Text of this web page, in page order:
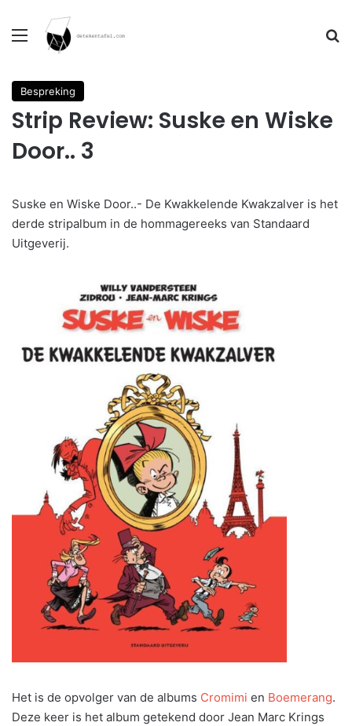
Menu
Bespreking
Strip Review: Suske en Wiske
Door.. 3
Suske en Wiske Door..- De Kwakkelende Kwakzalver is het
derde stripalbum in de hommagereeks van Standaard
Uitgeverij.
Het is de opvolger van de albums Cromimi en Boemerang.
Deze keer is het album getekend door Jean Marc Krings